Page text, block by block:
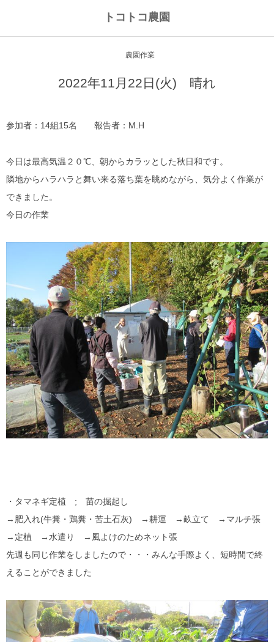
トコトコ農園
農園作業
2022年11月22日(火) 晴れ
参加者：14組15名 報告者：M.H
今日は最高気温２０℃、朝からカラッとした秋日和です。
隣地からハラハラと舞い来る落ち葉を眺めながら、気分よく作業が
できました。
今日の作業
・タマネギ定植 ; 苗の掘起し
→肥入れ(牛糞・鶏糞・苦土石灰) →耕運 →畝立て →マルチ張
→定植 →水遣り →風よけのためネット張
先週も同じ作業をしましたので・・・みんな手際よく、短時間で終
えることができました